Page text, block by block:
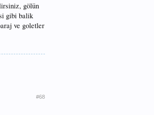
gölün
gibi balik
ve goletler
#68